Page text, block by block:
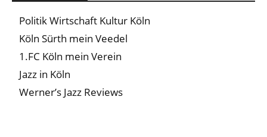
Politik Wirtschaft Kultur Köln
Köln Sürth mein Veedel
1.FC Köln mein Verein
Jazz in Köln
Werner’s Jazz Reviews